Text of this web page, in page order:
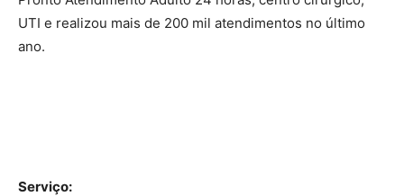
UTI e realizou mais de 200 mil atendimentos no último
ano.
Serviço: